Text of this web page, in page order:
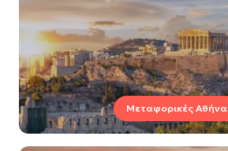
Μεταφορικές Αθήνα